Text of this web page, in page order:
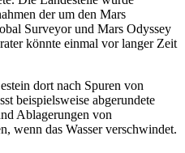
der um den Mars
Surveyor und Mars Odyssey
könnte einmal vor langer Zeit
dort nach Spuren von
beispielsweise abgerundete
Ablagerungen von
wenn das Wasser verschwindet.